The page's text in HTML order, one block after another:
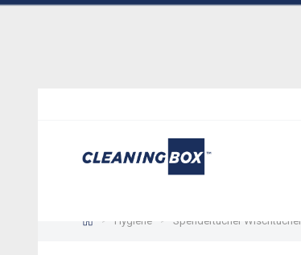
Hygiene Spendertücher Wischtücher